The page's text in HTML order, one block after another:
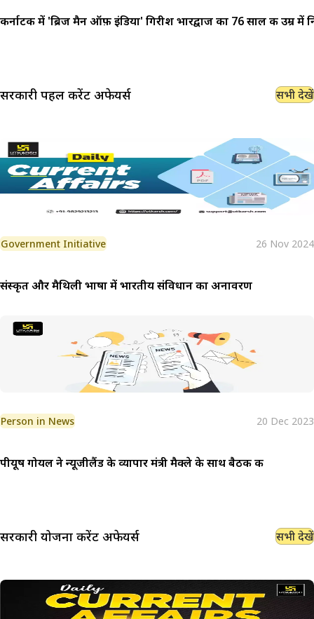
कर्नाटक में 'ब्रिज मैन ऑफ़ इंडिया' गिरीश भारद्वाज का 76 साल की उम्र में
सरकारी पहल करेंट अफेयर्स सभी देखें
Government Initiative 26 Nov 2024
संस्कृत और मैथिली भाषा में भारतीय संविधान का अनावरण
Person in News 20 Dec 2023
पीयूष गोयल ने न्यूजीलैंड के व्यापार मंत्री मैक्ले के साथ बैठक की
सरकारी योजना करेंट अफेयर्स सभी देखें